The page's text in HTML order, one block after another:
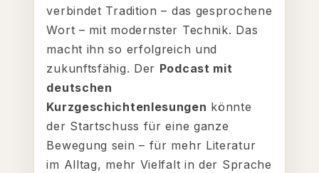
verbindet Tradition – das gesprochene
Wort – mit modernster Technik. Das
macht ihn so erfolgreich und
zukunftsfähig. Der Podcast mit
deutschen
Kurzgeschichtenlesungen könnte
der Startschuss für eine ganze
Bewegung sein – für mehr Literatur
im Alltag, mehr Vielfalt in der Sprache